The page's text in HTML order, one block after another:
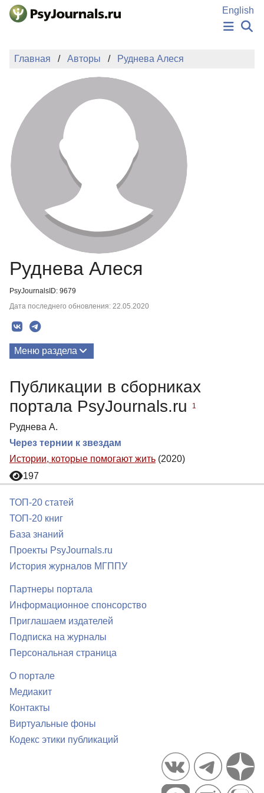
Перейти к основному содержанию
English
НОВОСТИ
АВТОРЫ
ПОДАТЬ РУКОПИСЬ
БАЗА ЗНАНИЙ
КЛЮЧЕВЫЕ СЛОВА
Регистрация
Главная Авторы Руднева Алеся
Руднева Алеся
PsyJournalsID: 9679
Дата последнего обновления: 22.05.2020
Меню раздела
Публикации в сборниках
портала PsyJournals.ru
1
Руднева А.
Через тернии к звездам
Истории, которые помогают жить (2020)
197
ТОП-20 статей
ТОП-20 книг
База знаний
Проекты PsyJournals.ru
История журналов МГППУ
Партнеры портала
Информационное спонсорство
Приглашаем издателей
Подписка на журналы
Персональная страница
О портале
Медиакит
Контакты
Виртуальные фоны
Кодекс этики публикаций